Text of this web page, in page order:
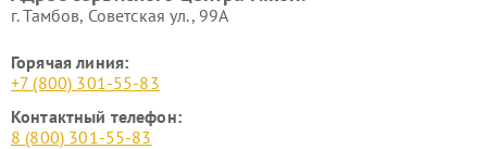
г. Тамбов, Советская ул., 99А
Горячая линия:
+7 (800) 301-55-83
Контактный телефон:
8 (800) 301-55-83